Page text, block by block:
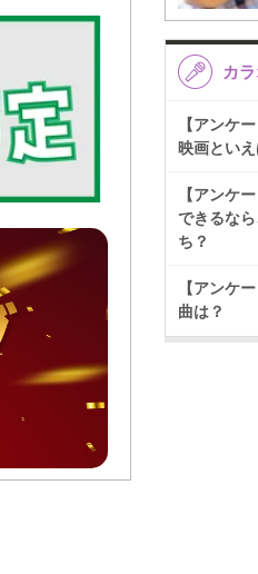
カ
【アンケ
映画といえ
【アンケ
できるな
ち？
【アンケ
曲は？